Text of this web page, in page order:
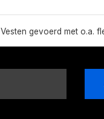
Vesten gevoerd met o.a.